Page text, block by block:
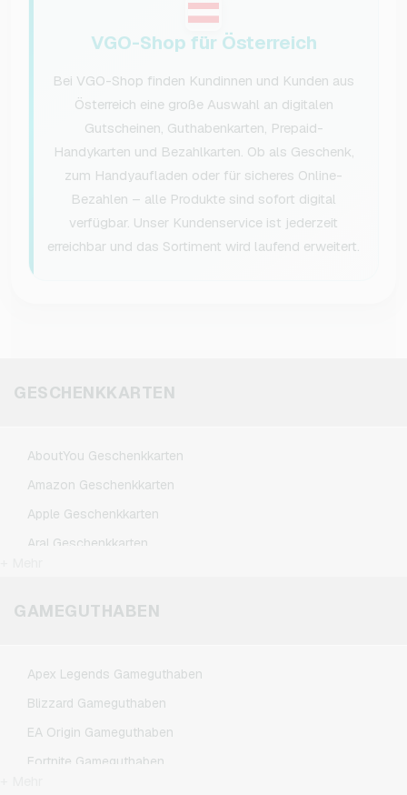
VGO-Shop für Österreich
Bei VGO-Shop finden Kundinnen und Kunden aus
Österreich eine große Auswahl an digitalen
Gutscheinen, Guthabenkarten, Prepaid-
Handykarten und Bezahlkarten. Ob als Geschenk,
zum Handyaufladen oder für sicheres Online-
Bezahlen – alle Produkte sind sofort digital
verfügbar. Unser Kundenservice ist jederzeit
erreichbar und das Sortiment wird laufend erweitert.
GESCHENKKARTEN
AboutYou Geschenkkarten
Amazon Geschenkkarten
Apple Geschenkkarten
Aral Geschenkkarten
BestChoice Premium Geschenkkarten
GAMEGUTHABEN
Apex Legends Gameguthaben
Blizzard Gameguthaben
EA Origin Gameguthaben
Fortnite Gameguthaben